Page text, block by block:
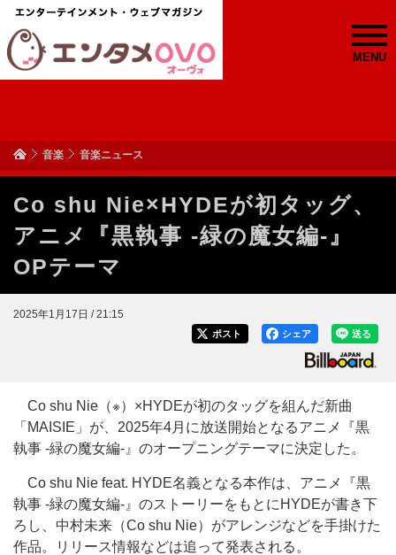
MENU
音楽 音楽ニュース
Co shu Nie×HYDEが初タッグ、
アニメ『黒執事 -緑の魔女編-』
OPテーマ
2025年1月17日 / 21:15
送る
シェア
ポスト
Co shu Nie（※）×HYDEが初のタッグを組んだ新曲
「MAISIE」が、2025年4月に放送開始となるアニメ『黒
執事 -緑の魔女編-』のオープニングテーマに決定した。
Co shu Nie feat. HYDE名義となる本作は、アニメ『黒
執事 -緑の魔女編-』のストーリーをもとにHYDEが書き下
ろし、中村未来（Co shu Nie）がアレンジなどを手掛けた
作品。リリース情報などは追って発表される。